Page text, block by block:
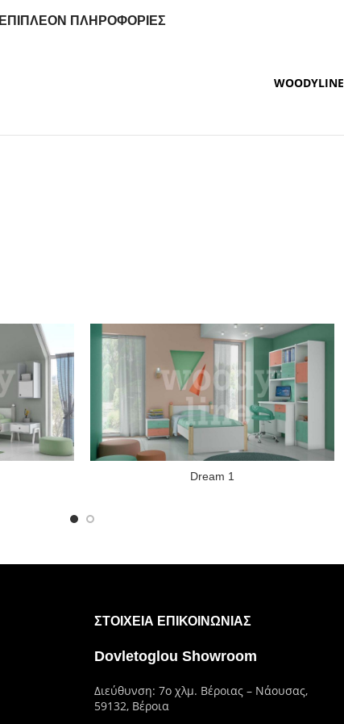
ΕΠΙΠΛΈΟΝ ΠΛΗΡΟΦΟΡΊΕΣ
WOODYLINE
Dream 1
ΣΤΟΙΧΕΊΑ ΕΠΙΚΟΙΝΩΝΊΑΣ
Dovletoglou Showroom
Διεύθυνση: 7ο χλμ. Βέροιας – Νάουσας,
59132, Βέροια